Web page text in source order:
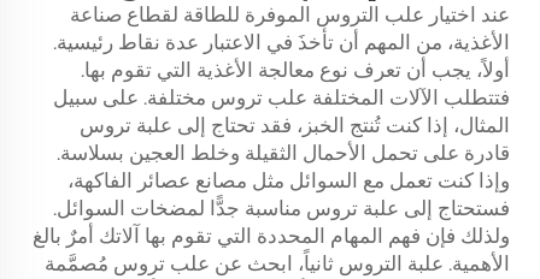
عند اختيار علب التروس الموفرة للطاقة لقطاع صناعة
الأغذية، من المهم أن تأخذَ في الاعتبار عدة نقاط رئيسية.
أولاً، يجب أن تعرف نوع معالجة الأغذية التي تقوم بها.
فتتطلب الآلات المختلفة علب تروس مختلفة. على سبيل
المثال، إذا كنت تُنتج الخبز، فقد تحتاج إلى علبة تروس
قادرة على تحمل الأحمال الثقيلة وخلط العجين بسلاسة.
وإذا كنت تعمل مع السوائل مثل مصانع عصائر الفاكهة،
فستحتاج إلى علبة تروس مناسبة جدًّا لمضخات السوائل.
ولذلك فإن فهم المهام المحددة التي تقوم بها آلاتك أمرٌ بالغ
الأهمية. علبة التروس ثانياً، ابحث عن علب تروس مُصمَّمة